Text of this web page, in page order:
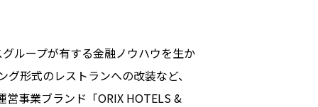
ループが有する金融ノウハウを生か
形式のレストランへの改装など、
事業ブランド「ORIX HOTELS &